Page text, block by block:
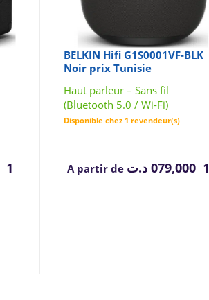
1 099,000
BELKIN Hifi G1S0001VF-BLK
Noir prix Tunisie
Haut parleur – Sans fil
(Bluetooth 5.0 / Wi-Fi)
Disponible chez 1 revendeur(s)
A partir de 1 079,000 د.ت